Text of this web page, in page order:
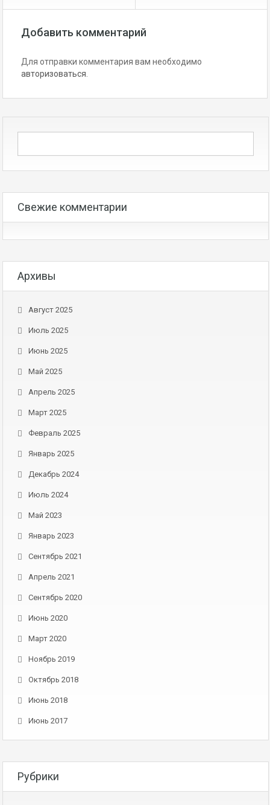
Добавить комментарий
Для отправки комментария вам необходимо
авторизоваться
Свежие комментарии
Архивы
Август 2025
Июль 2025
Июнь 2025
Май 2025
Апрель 2025
Март 2025
Февраль 2025
Январь 2025
Декабрь 2024
Июль 2024
Май 2023
Январь 2023
Сентябрь 2021
Апрель 2021
Сентябрь 2020
Июнь 2020
Март 2020
Ноябрь 2019
Октябрь 2018
Июнь 2018
Июнь 2017
Рубрики